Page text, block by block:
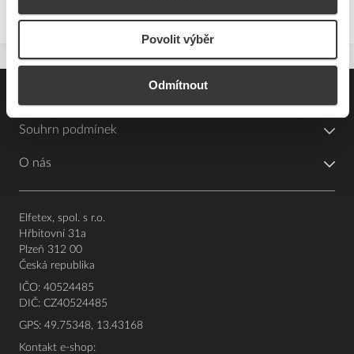
Povolit výběr
Odmítnout
Souhrn podmínek
O nás
Elfetex, spol. s r.o.
Hřbitovní 31a
Plzeň 312 00
Česká republika
IČO: 40524485
DIČ: CZ40524485
GPS: 49.75348, 13.43168
Kontakt e-shop: